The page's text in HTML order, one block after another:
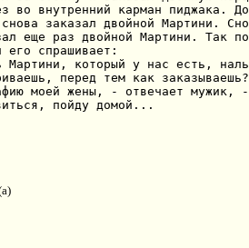
во внутренний карман пиджака.
заказал двойной Мартини.
еще раз двойной Мартини. Так
его спрашивает:
который у нас есть,
перед тем как заказываешь?
моей жены, - отвечает мужик,
пойду домой...